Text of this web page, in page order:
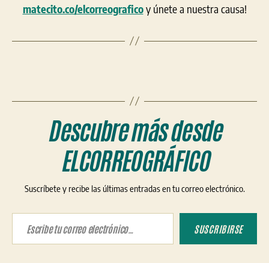
matecito.co/elcorreograficoy únete a nuestra causa!
Descubre más desde
ELCORREOGRÁFICO
Suscríbete y recibe las últimas entradas en tu correo electrónico.
Escribe tu correo electrónico…
SUSCRIBIRSE